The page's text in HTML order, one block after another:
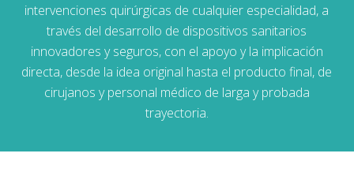
intervenciones quirúrgicas de cualquier especialidad, a
través del desarrollo de dispositivos sanitarios
innovadores y seguros, con el apoyo y la implicación
directa, desde la idea original hasta el producto final, de
cirujanos y personal médico de larga y probada
trayectoria.